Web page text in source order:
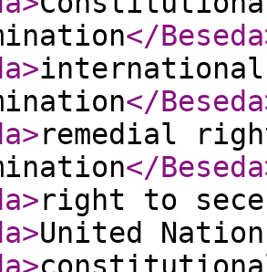
</Beseda
>
</Beseda
>remedial
</Beseda
>right to
>United